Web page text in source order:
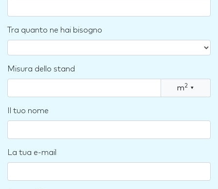
Tra quanto ne hai bisogno
Misura dello stand
m2 ▾
Il tuo nome
La tua e-mail